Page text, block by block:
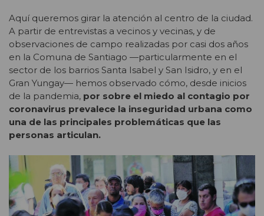
Aquí queremos girar la atención al centro de la ciudad.
A partir de entrevistas a vecinos y vecinas, y de
observaciones de campo realizadas por casi dos años
en la Comuna de Santiago —particularmente en el
sector de los barrios Santa Isabel y San Isidro, y en el
Gran Yungay— hemos observado cómo, desde inicios
de la pandemia, por sobre el miedo al contagio por
coronavirus prevalece la inseguridad urbana como
una de las principales problemáticas que las
personas articulan.